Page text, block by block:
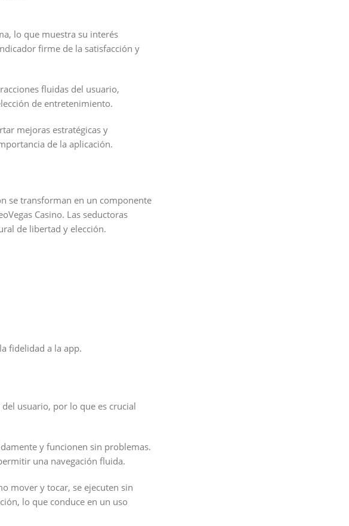
lo que muestra su interés
firme de la satisfacción y
fluidas del usuario,
de entretenimiento.
mejoras estratégicas y
de la aplicación.
se transforman en un componente
Casino. Las seductoras
de libertad y elección.
fidelidad a la app.
usuario, por lo que es crucial
y funcionen sin problemas.
una navegación fluida.
mover y tocar, se ejecuten sin
lo que conduce en un uso